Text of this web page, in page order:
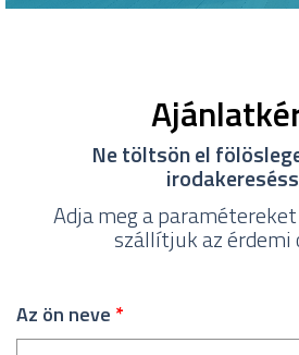
Ne töltsön el
Adja meg a
szállítjuk az érdemi
Az ön neve *